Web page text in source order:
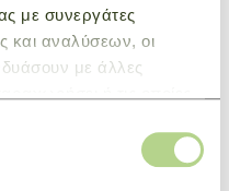
με συνεργάτες
και αναλύσεων, οι
με άλλες